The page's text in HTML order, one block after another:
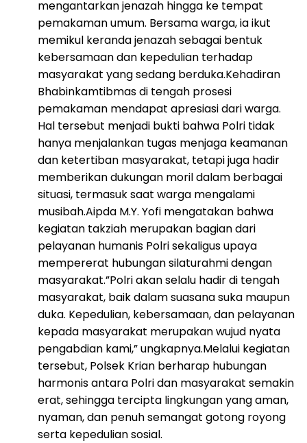
mengantarkan jenazah hingga ke tempat
pemakaman umum. Bersama warga, ia ikut
memikul keranda jenazah sebagai bentuk
kebersamaan dan kepedulian terhadap
masyarakat yang sedang berduka.Kehadiran
Bhabinkamtibmas di tengah prosesi
pemakaman mendapat apresiasi dari warga.
Hal tersebut menjadi bukti bahwa Polri tidak
hanya menjalankan tugas menjaga keamanan
dan ketertiban masyarakat, tetapi juga hadir
memberikan dukungan moril dalam berbagai
situasi, termasuk saat warga mengalami
musibah.Aipda M.Y. Yofi mengatakan bahwa
kegiatan takziah merupakan bagian dari
pelayanan humanis Polri sekaligus upaya
mempererat hubungan silaturahmi dengan
masyarakat.”Polri akan selalu hadir di tengah
masyarakat, baik dalam suasana suka maupun
duka. Kepedulian, kebersamaan, dan pelayanan
kepada masyarakat merupakan wujud nyata
pengabdian kami,” ungkapnya.Melalui kegiatan
tersebut, Polsek Krian berharap hubungan
harmonis antara Polri dan masyarakat semakin
erat, sehingga tercipta lingkungan yang aman,
nyaman, dan penuh semangat gotong royong
serta kepedulian sosial.